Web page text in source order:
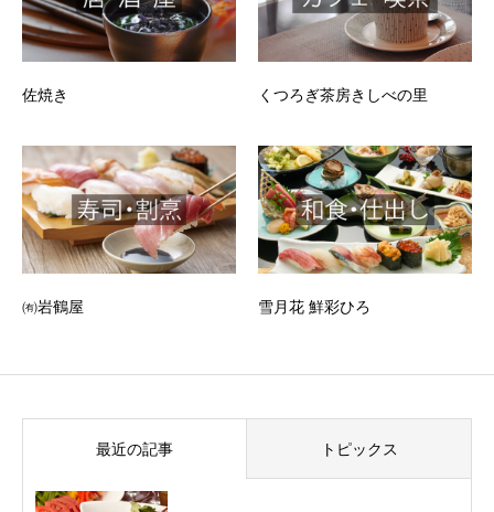
佐焼き くつろぎ茶房きしべの里
㈲岩鶴屋 雪月花 鮮彩ひろ
最近の記事 トピックス